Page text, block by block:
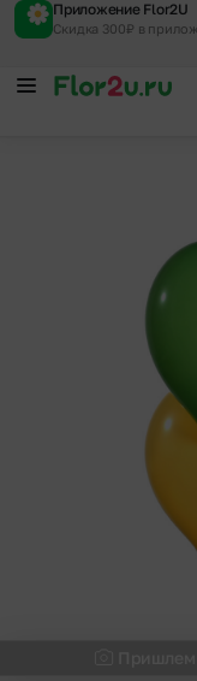
Приложение Flor2U
Скидка 300₽ в